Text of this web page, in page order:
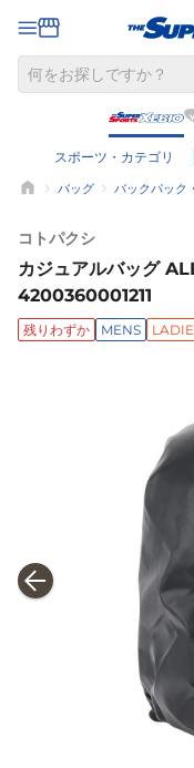
スポーツ・カテゴリ
バッグ バックパック
コトパクシ
カジュアルバッグ
4200360001211
残りわずか MENS